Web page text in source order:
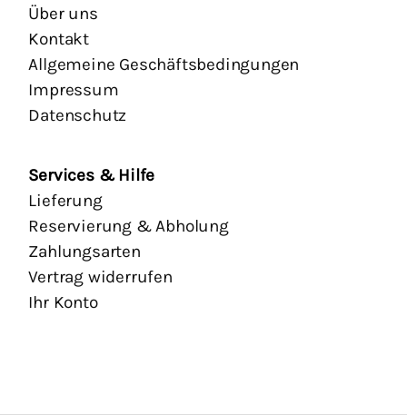
Über uns
Kontakt
Allgemeine Geschäftsbedingungen
Impressum
Datenschutz
Services & Hilfe
Lieferung
Reservierung & Abholung
Zahlungsarten
Vertrag widerrufen
Ihr Konto